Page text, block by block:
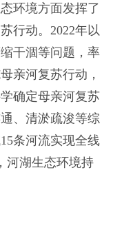
环境方面发挥了
行动。2022年以
干涸等问题，率
亲河复苏行动，
确定母亲河复苏
、清淤疏浚等综
条河流实现全线
河湖生态环境持